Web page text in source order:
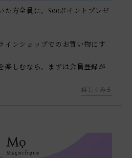
た方全員に、500ポイントプレゼ
インショップでのお買い物にす
楽しむなら、まずは会員登録が
詳しくみる